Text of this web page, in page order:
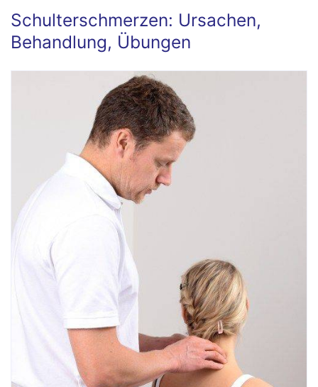
Schulterschmerzen: Ursachen,
Behandlung, Übungen